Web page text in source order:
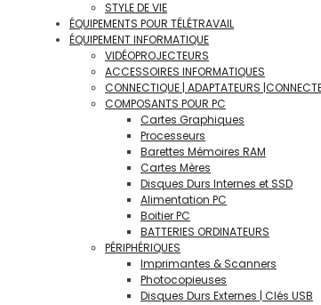
STYLE DE VIE
ÉQUIPEMENTS POUR TÉLÉTRAVAIL
ÉQUIPEMENT INFORMATIQUE
VIDÉOPROJECTEURS
ACCESSOIRES INFORMATIQUES
CONNECTIQUE | ADAPTATEURS
COMPOSANTS POUR PC
Cartes Graphiques
Processeurs
Barettes Mémoires RAM
Cartes Mères
Disques Durs Internes et SSD
Alimentation PC
Boitier PC
BATTERIES ORDINATEURS
PÉRIPHÉRIQUES
Imprimantes & Scanners
Photocopieuses
Disques Durs Externes | Clés USB